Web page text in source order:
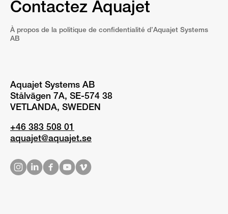
Contactez Aquajet
À propos de la politique de confidentialité d’Aquajet Systems
AB
Aquajet Systems AB
Stålvägen 7A, SE-574 38
VETLANDA, SWEDEN
+46 383 508 01
aquajet@aquajet.se